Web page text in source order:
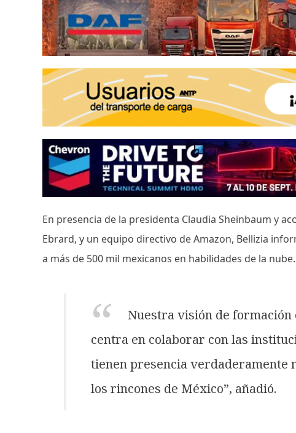
En presencia de la presidenta Claudia Sheinbaum y
Ebrard, y un equipo directivo de Amazon, Bellizia
a más de 500 mil mexicanos en habilidades de la nube.
Nuestra visión de formación
centra en colaborar con las
tienen presencia verdaderamente
los rincones de México”, añadió.